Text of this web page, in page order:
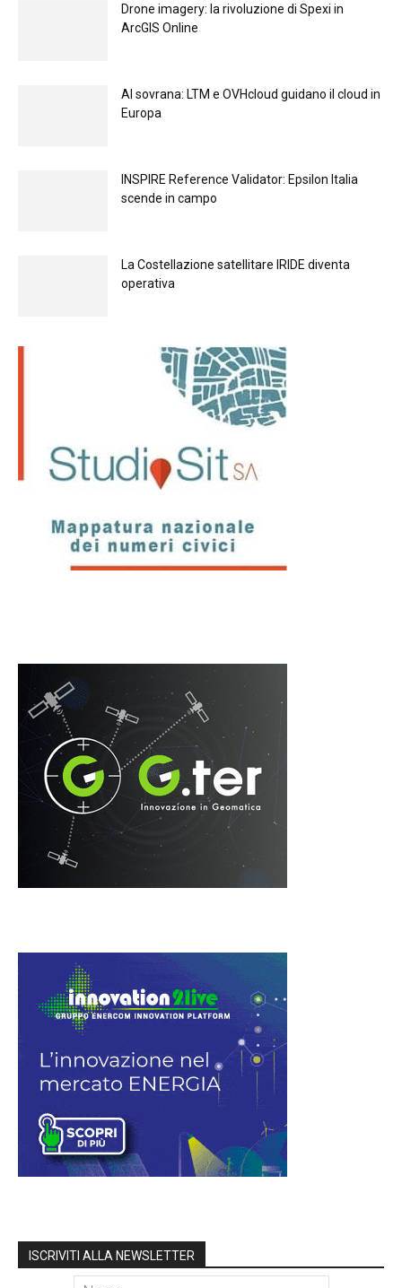
Drone imagery: la rivoluzione di Spexi in
ArcGIS Online
Al sovrana: LTM е OVHcloud guidano il cloud in
Europа
INSPIRE Reference Validator: Epsilon Italia
scende in campo
La Costellazione satellitare IRIDE diventa
operativa
ISCRIVITI ALLA NEWSLETTER